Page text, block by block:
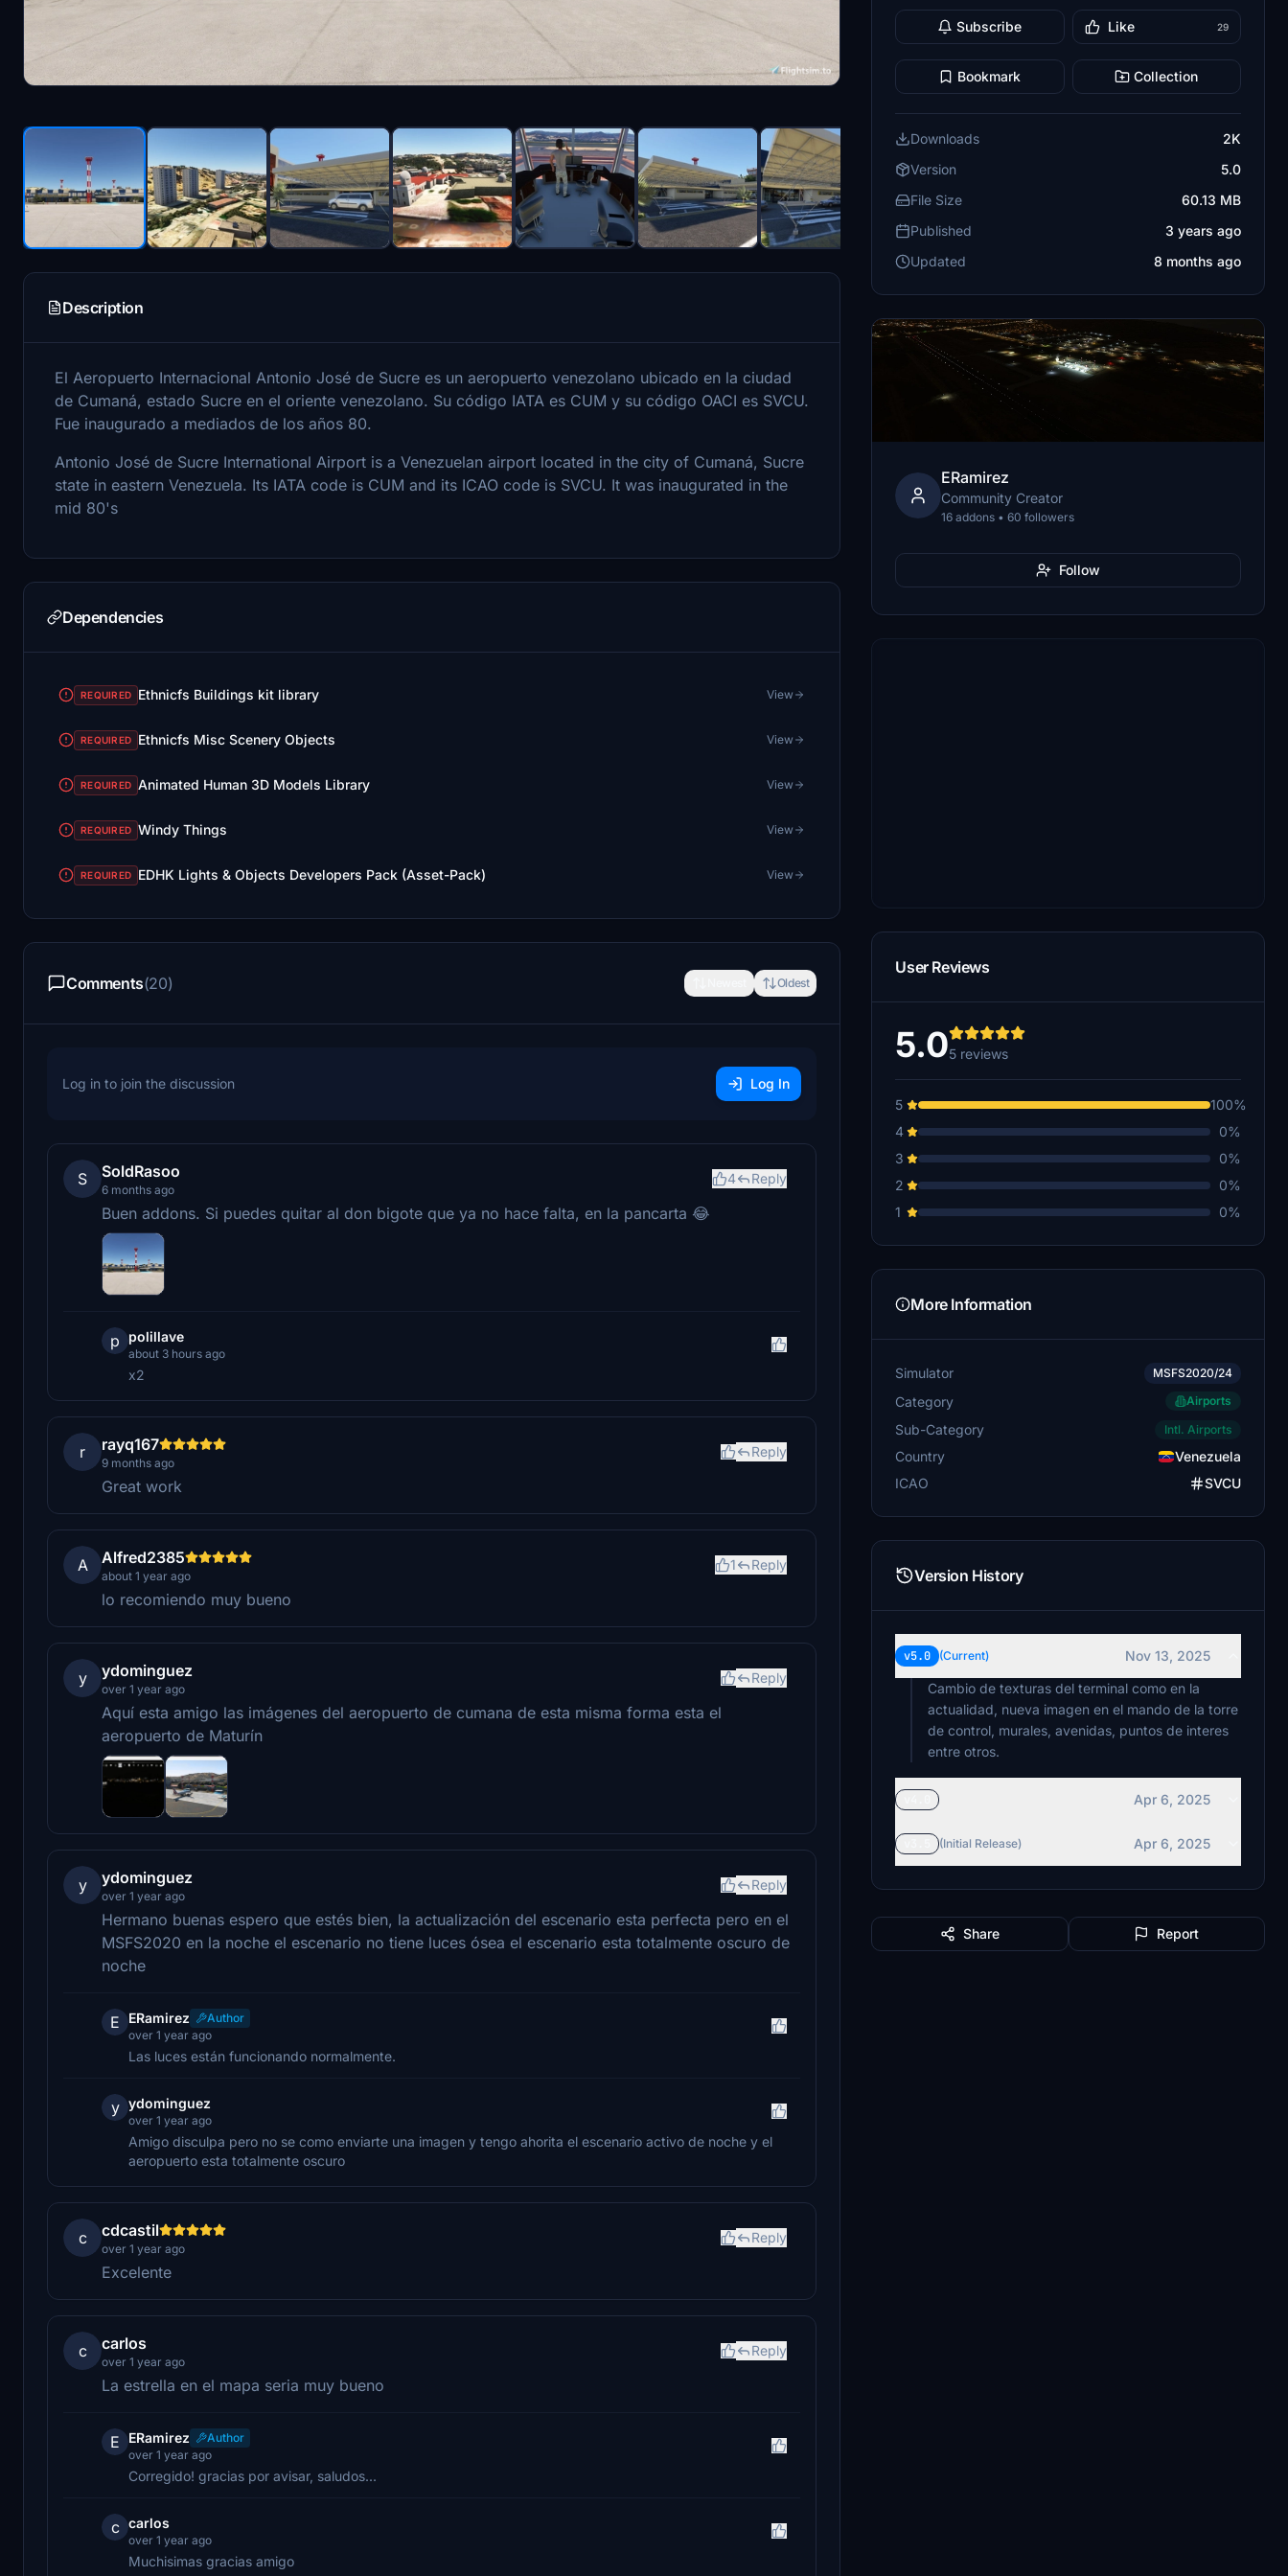
Description
El Aeropuerto Internacional Antonio José de Sucre es un aeropuerto venezolano ubicado en la ciudad
de Cumaná, estado Sucre en el oriente venezolano. Su código IATA es CUM y su código OACI es SVCU.
Fue inaugurado a mediados de los años 80.
Antonio José de Sucre International Airport is a Venezuelan airport located in the city of Cumaná, Sucre
state in eastern Venezuela. Its IATA code is CUM and its ICAO code is SVCU. It was inaugurated in the
mid 80's
Dependencies
REQUIRED Ethnicfs Buildings kit library View
REQUIRED Ethnicfs Misc Scenery Objects View
REQUIRED Animated Human 3D Models Library View
REQUIRED Windy Things View
REQUIRED EDHK Lights & Objects Developers Pack (Asset-Pack) View
Comments(20) Oldest
Log in to join the discussion Log In
S SoldRasoo
6 months ago
4 Reply
Buen addons. Si puedes quitar al don bigote que ya no hace falta, en la pancarta 😂
p polillave
about 3 hours ago
x2
r rayq167
9 months ago
Reply
Great work
A Alfred2385
about 1 year ago
1 Reply
lo recomiendo muy bueno
y ydominguez
over 1 year ago
Reply
Aquí esta amigo las imágenes del aeropuerto de cumana de esta misma forma esta el
aeropuerto de Maturín
y ydominguez
over 1 year ago
Reply
Hermano buenas espero que estés bien, la actualización del escenario esta perfecta pero en el
MSFS2020 en la noche el escenario no tiene luces ósea el escenario esta totalmente oscuro de
noche
E ERamirez
Author
over 1 year ago
Las luces están funcionando normalmente.
y ydominguez
over 1 year ago
Amigo disculpa pero no se como enviarte una imagen y tengo ahorita el escenario activo de noche y el
aeropuerto esta totalmente oscuro
c cdcastil
over 1 year ago
Reply
Excelente
c carlos
over 1 year ago
Reply
La estrella en el mapa seria muy bueno
E ERamirez
Author
over 1 year ago
Corregido! gracias por avisar, saludos...
c carlos
over 1 year ago
Muchisimas gracias amigo
Subscribe Like 29
Bookmark Collection
Downloads
2K
Version
5.0
File Size
60.13 MB
Published
3 years ago
Updated
8 months ago
ERamirez
Community Creator
16 addons • 60 followers
Follow
User Reviews
5.05 reviews
5
100%
4
0%
3
0%
2
0%
1
0%
More Information
Simulator MSFS2020/24
Category Airports
Sub-Category Intl. Airports
Country
Venezuela
ICAO
SVCU
Version History
v5.0 (Current)
Nov 13, 2025
Cambio de texturas del terminal como en la
actualidad, nueva imagen en el mando de la torre
de control, murales, avenidas, puntos de interes
entre otros.
Apr 6, 2025
(Initial Release) Apr 6, 2025
Share Report